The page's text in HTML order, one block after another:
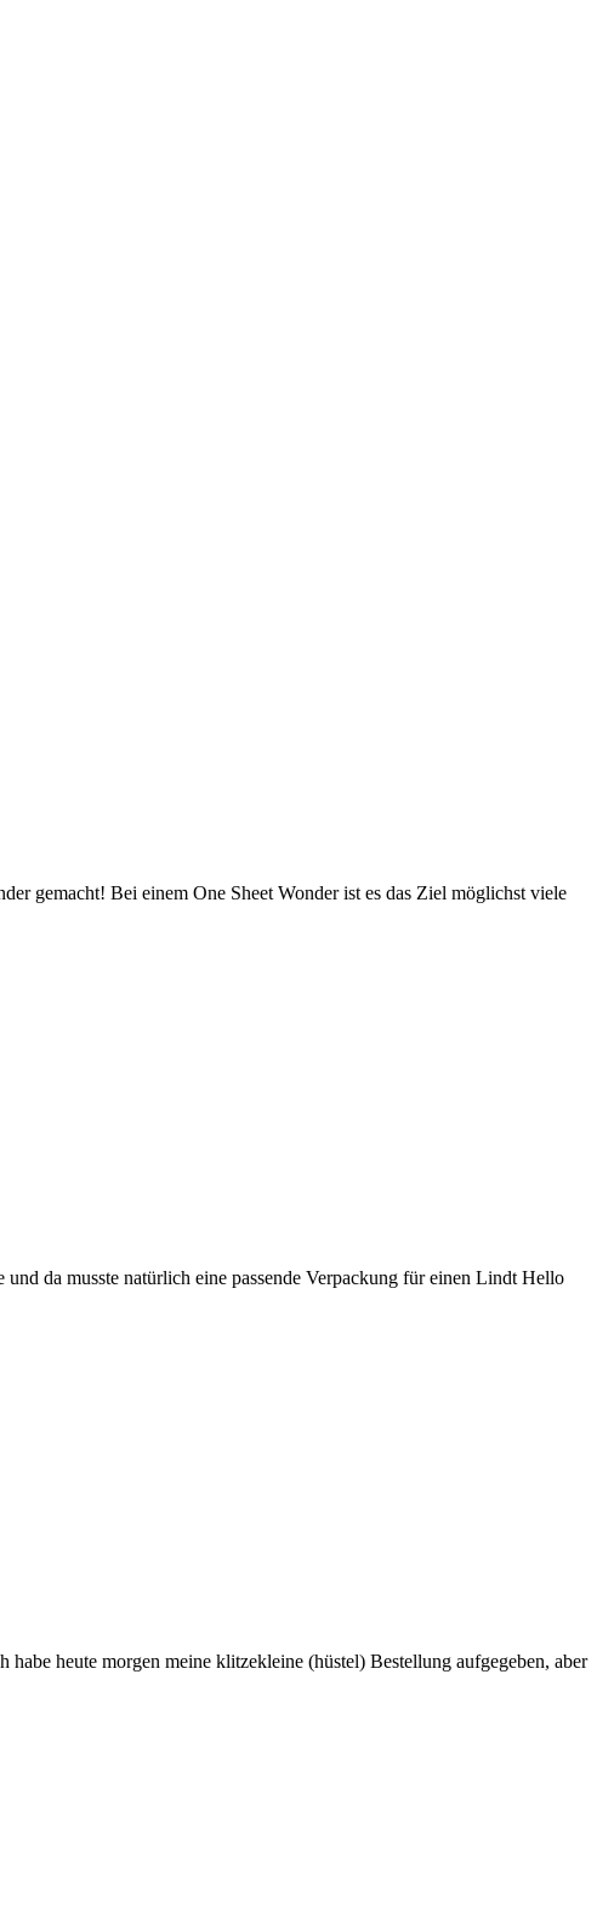
gemacht! Bei einem One Sheet Wonder ist es das Ziel möglichst viele
da musste natürlich eine passende Verpackung für einen Lindt Hello
heute morgen meine klitzekleine (hüstel) Bestellung aufgegeben, aber